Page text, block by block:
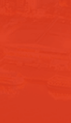
Quận